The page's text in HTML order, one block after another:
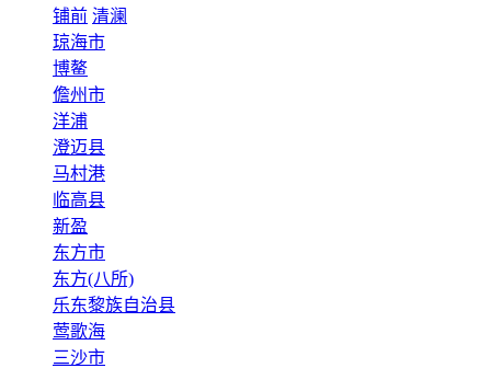
铺前 清澜
琼海市
博鳌
儋州市
洋浦
澄迈县
马村港
临高县
新盈
东方市
东方(八所)
乐东黎族自治县
莺歌海
三沙市